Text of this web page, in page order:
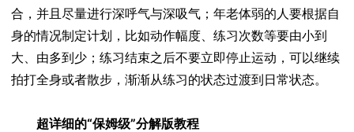
合，并且尽量进行深呼气与深吸气；年老体弱的人要根据自
身的情况制定计划，比如动作幅度、练习次数等要由小到
大、由多到少；练习结束之后不要立即停止运动，可以继续
拍打全身或者散步，渐渐从练习的状态过渡到日常状态。
超详细的“保姆级”分解版教程